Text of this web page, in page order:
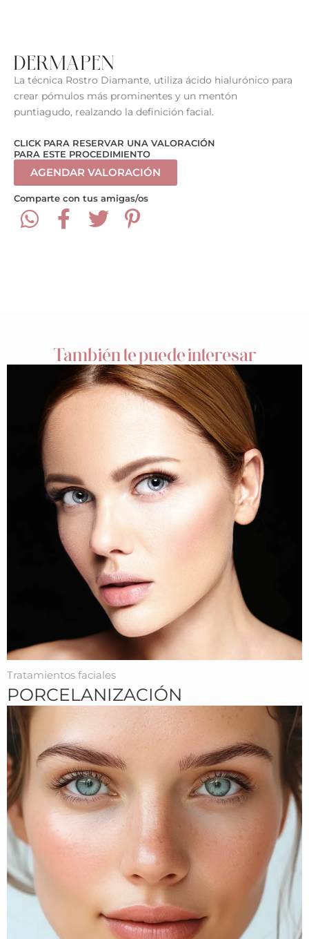
DERMAPEN
La técnica Rostro Diamante, utiliza ácido hialurónico para
crear pómulos más prominentes y un mentón
puntiagudo, realzando la definición facial.
CLICK PARA RESERVAR UNA VALORACIÓN
PARA ESTE PROCEDIMIENTO
AGENDAR VALORACIÓN
Comparte con tus amigas/os
También te puede interesar
Tratamientos faciales
PORCELANIZACIÓN